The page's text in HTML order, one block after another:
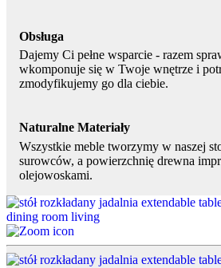
Obsługa
Dajemy Ci pełne wsparcie - razem
wkomponuje się w Twoje wnętrze i
zmodyfikujemy go dla ciebie.
Naturalne Materiały
Wszystkie meble tworzymy w naszej
surowców, a powierzchnię drewna
olejowoskami.